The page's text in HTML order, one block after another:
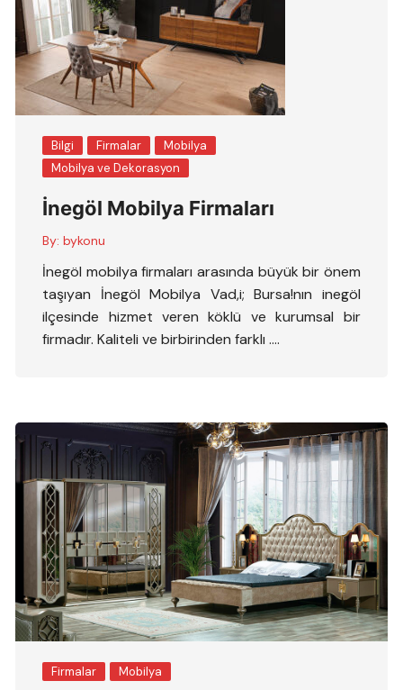
Bilgi Firmalar
Mobilya
Mobilya ve Dekorasyon
İnegöl Mobilya Firmaları
By: bykonu
İnegöl mobilya firmaları arasında büyük bir önem
taşıyan İnegöl Mobilya Vad,i; Bursa!nın inegöl
ilçesinde hizmet veren köklü ve kurumsal bir
firmadır. Kaliteli ve birbirinden farklı ….
Firmalar Mobilya